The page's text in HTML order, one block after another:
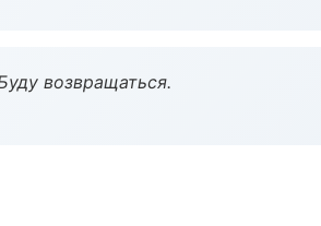
возвращаться.